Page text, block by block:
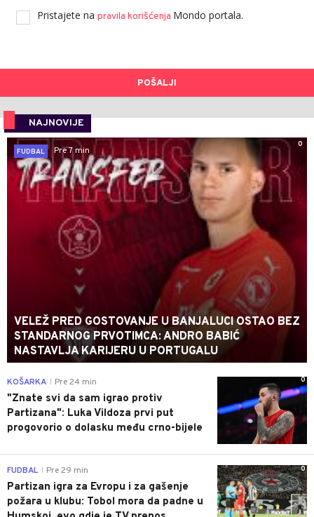
Pristajete na pravila korišćenja Mondo portala.
POŠALJI
NAJNOVIJE
0
FUDBAL
Pre 7 min
VELEŽ PRED GOSTOVANJE U BANJALUCI OSTAO BEZ
STANDARNOG PRVOTIMCA: ANDRO BABIĆ
NASTAVLJA KARIJERU U PORTUGALU
0
KOŠARKA Pre 24 min
"Znate svi da sam igrao protiv
Partizana": Luka Vildoza prvi put
progovorio o dolasku među crno-bijele
0
FUDBAL Pre 29 min
Partizan igra za Evropu i za gašenje
požara u klubu: Tobol mora da padne u